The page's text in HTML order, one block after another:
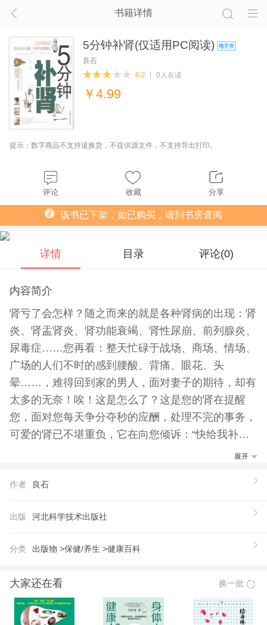
书籍详情
5分钟补肾(仅适用PC阅读)
良石
6.2
0人在读
￥ 4.99
提示：数字商品不支持退换货，不提供源文件，不支持导出打印。
评论 收藏 分享
该书已下架，如已购买，请到书房查阅
详情 目录 评论(0)
内容简介
肾亏了会怎样？随之而来的就是各种肾病的出现：肾
炎、肾盂肾炎、肾功能衰竭、肾性尿崩、前列腺炎、
尿毒症……您再看：整天忙碌于战场、商场、情场、
广场的人们不时的感到腰酸、背痛、眼花、头
晕……，难得回到家的男人，面对妻子的期待，却有
太多的无奈！唉！这是怎么了？这是您的肾在提醒
您，面对您每天争分夺秒的应酬，处理不完的事务，
可爱的肾已不堪重负，它在向您倾诉：“快给我补补
吧！不然会出大问題。”如何补肾？是男人的头等大
多！大家一起来补肾吧。不要紧盯着广告，要看疗
肾的知识，再用5分钟时间去实施，你会发现，肾在
肾法、5分钟汤剂补肾法、5分钟药膳补肾法、5分钟
法、5分钟中药补肾法等。这些巧妙的补肾方法，都
来自专家的总结。想了解吗？付出5分钟……
展开
作者 良石
出版 河北科学技术出版社
分类 出版物 >保健/养生 >健康百科
大家还在看 换一批